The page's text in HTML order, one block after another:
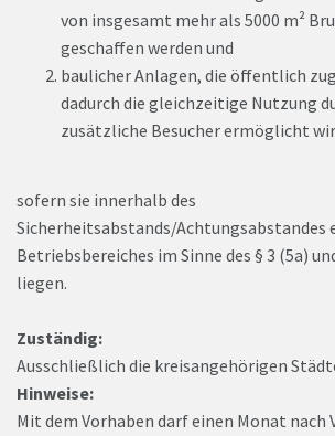
von insgesamt mehr als 5000 m²
geschaffen werden und
baulicher Anlagen, die öffentlich
dadurch die gleichzeitige Nutzung
zusätzliche Besucher ermöglicht
sofern sie innerhalb des
Sicherheitsabstands/Achtungsabstandes
Betriebsbereiches im Sinne des § 3 (5a)
liegen.
Zuständig:
Ausschließlich die kreisangehörigen
Hinweise:
Mit dem Vorhaben darf einen Monat nach